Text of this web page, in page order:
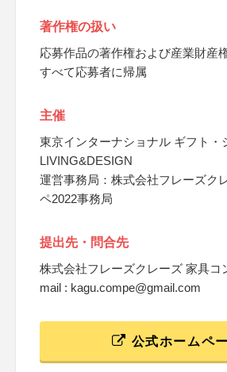
著作権の扱い
応募作品の著作権および産業財産
すべて応募者に帰属
主催
東京インターナショナル ギフト・
LIVING&DESIGN
運営事務局：株式会社フレーズク
ペ2022事務局
提出先・問合先
株式会社フレーズクレーズ 家具コ
mail : kagu.compe@gmail.com
公式ホームペ